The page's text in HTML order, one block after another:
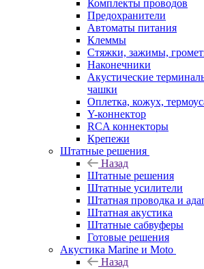
Комплекты проводов
Предохранители
Автоматы питания
Клеммы
Стяжки, зажимы,
Наконечники
Акустические
чашки
Оплетка, кожух,
Y-коннектор
RCA коннекторы
Крепежи
Штатные решения
Назад
Штатные решения
Штатные усилители
Штатная проводка и
Штатная акустика
Штатные сабвуферы
Готовые решения
Акустика Marine и Moto
Назад